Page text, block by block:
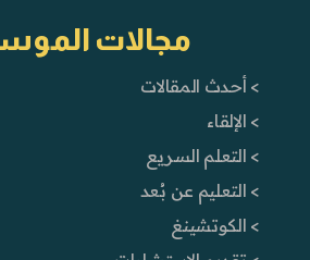
مجالات
> أحدث المقالات
> الإلقاء
> التعلم السريع
> التعليم عن بُعد
> الكوتشينغ